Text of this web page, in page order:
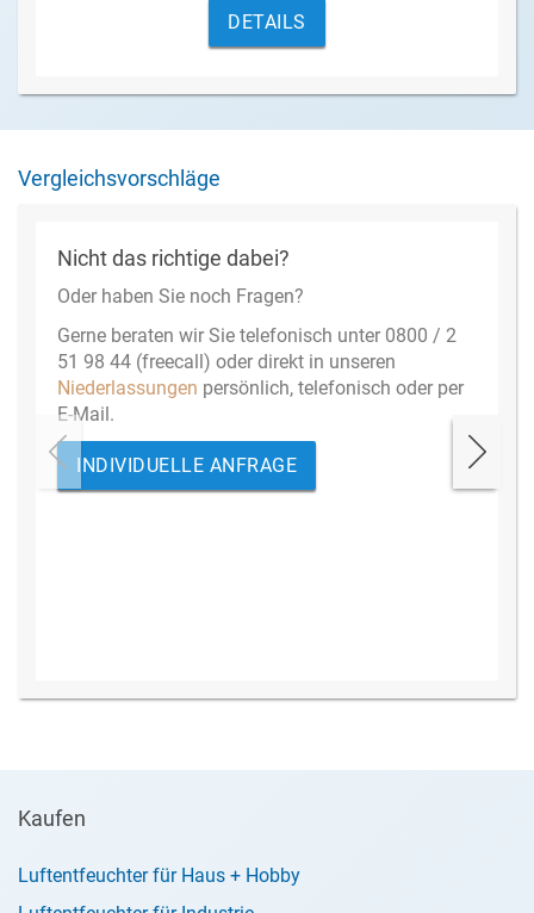
DETAILS
Vergleichsvorschläge
Nicht das richtige dabei?
Oder haben Sie noch Fragen?
Gerne beraten wir Sie telefonisch unter 0800 / 2
51 98 44 (freecall) oder direkt in unseren
Niederlassungen persönlich, telefonisch oder per
E-Mail.
INDIVIDUELLE ANFRAGE
Kaufen
Luftentfeuchter für Haus + Hobby